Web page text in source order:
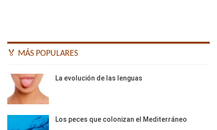
🏅 MÁS POPULARES
La evolución de las lenguas
Los peces que colonizan el Mediterráneo